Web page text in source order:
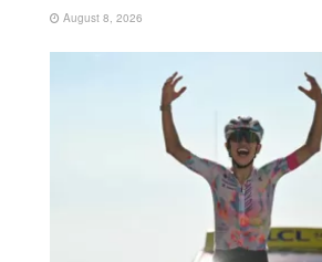
August 8, 2026